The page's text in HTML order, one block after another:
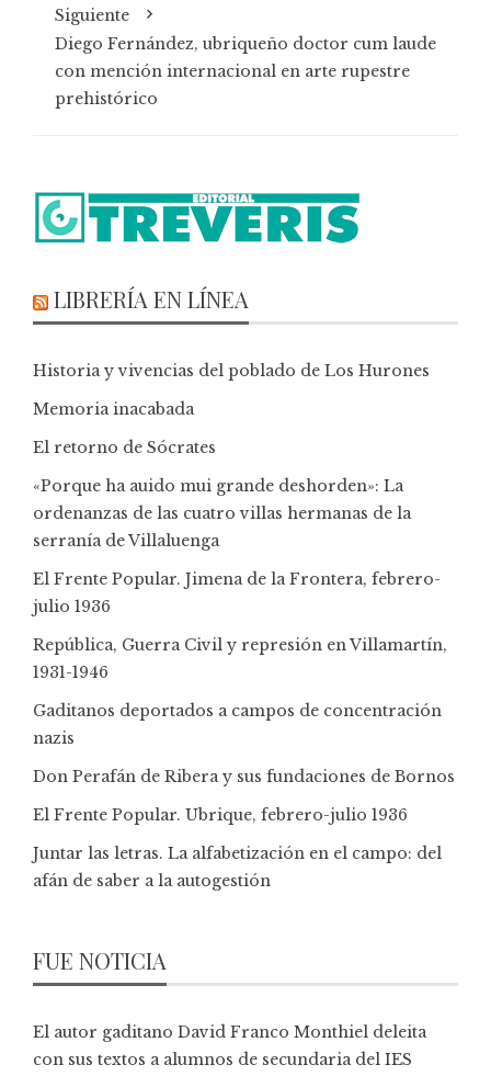
Siguiente
Diego Fernández, ubriqueño doctor cum laude
con mención internacional en arte rupestre
prehistórico
LIBRERÍA EN LÍNEA
Historia y vivencias del poblado de Los Hurones
Memoria inacabada
El retorno de Sócrates
«Porque ha auido mui grande deshorden»: La
ordenanzas de las cuatro villas hermanas de la
serranía de Villaluenga
El Frente Popular. Jimena de la Frontera, febrero-
julio 1936
República, Guerra Civil y represión en Villamartín,
1931-1946
Gaditanos deportados a campos de concentración
nazis
Don Perafán de Ribera y sus fundaciones de Bornos
El Frente Popular. Ubrique, febrero-julio 1936
Juntar las letras. La alfabetización en el campo: del
afán de saber a la autogestión
FUE NOTICIA
El autor gaditano David Franco Monthiel deleita
con sus textos a alumnos de secundaria del IES